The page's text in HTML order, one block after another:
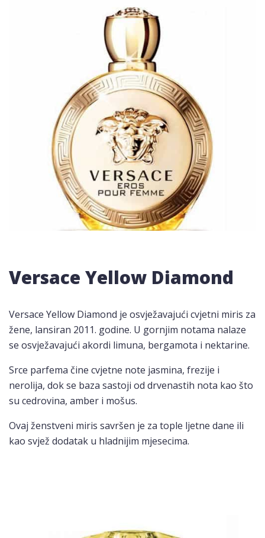
Versace Yellow Diamond
Versace Yellow Diamond je osvježavajući cvjetni miris za
žene, lansiran 2011. godine. U gornjim notama nalaze
se osvježavajući akordi limuna, bergamota i nektarine.
Srce parfema čine cvjetne note jasmina, frezije i
nerolija, dok se baza sastoji od drvenastih nota kao što
su cedrovina, amber i mošus.
Ovaj ženstveni miris savršen je za tople ljetne dane ili
kao svjež dodatak u hladnijim mjesecima.